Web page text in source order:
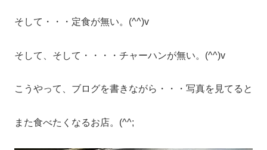
そして・・・定食が無い。(^^)v
そして、そして・・・・チャーハンが無い。(^^)v
こうやって、ブログを書きながら・・・写真を見てると
また食べたくなるお店。(^^;